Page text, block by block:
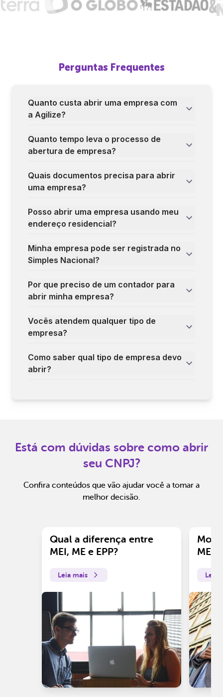
Perguntas Frequentes
Quanto custa abrir uma empresa com
a Agilize?
Quanto tempo leva o processo de
abertura de empresa?
Quais documentos precisa para abrir
uma empresa?
Posso abrir uma empresa usando meu
endereço residencial?
Minha empresa pode ser registrada no
Simples Nacional?
Por que preciso de um contador para
abrir minha empresa?
Vocês atendem qualquer tipo de
empresa?
Como saber qual tipo de empresa devo
abrir?
Está com dúvidas sobre como abrir
seu CNPJ?
Confira conteúdos que vão ajudar você a tomar a
melhor decisão.
Qual a diferença entre
MEI, ME e EPP?
Leia mais
ME?
Leia